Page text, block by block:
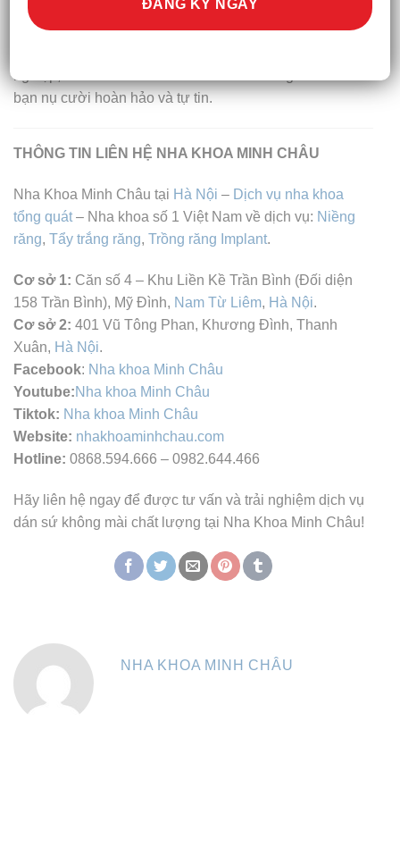
uy tín tại Quận Cầu Giấy,Nha Khoa Minh Châu
chính là
lựa chọn hàng đầu. Với đội ngũ bác sĩ chuyên môn cao,
nghiệp, Nha Khoa Minh Châu cam kết mang đến cho
bạn nụ cười hoàn hảo và tự tin.
THÔNG TIN LIÊN HỆ NHA KHOA MINH CHÂU
Nha Khoa Minh Châu tại Hà Nội – Dịch vụ nha khoa
tổng quát – Nha khoa số 1 Việt Nam về dịch vụ: Niềng
răng, Tẩy trắng răng, Trồng răng Implant.
Cơ sở 1: Căn số 4 – Khu Liền Kề Trần Bình (Đối diện
158 Trần Bình), Mỹ Đình, Nam Từ Liêm, Hà Nội.
Cơ sở 2: 401 Vũ Tông Phan, Khương Đình, Thanh
Xuân, Hà Nội.
Facebook: Nha khoa Minh Châu
Youtube:Nha khoa Minh Châu
Tiktok: Nha khoa Minh Châu
Website: nhakhoaminhchau.com
Hotline: 0868.594.666 – 0982.644.466
Hãy liên hệ ngay để được tư vấn và trải nghiệm dịch vụ
dán sứ không mài chất lượng tại Nha Khoa Minh Châu!
NHA KHOA MINH CHÂU